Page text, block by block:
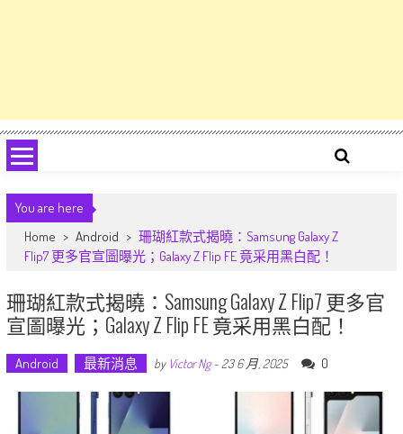
You are here
Home > Android > 珊瑚紅款式揭曉：Samsung Galaxy Z
Flip7 更多官宣圖曝光；Galaxy Z Flip FE 竟采用黑白配！
珊瑚紅款式揭曉：Samsung Galaxy Z Flip7 更多官
宣圖曝光；Galaxy Z Flip FE 竟采用黑白配！
Android 最新消息 by Victor Ng- 23 6 月, 2025 0